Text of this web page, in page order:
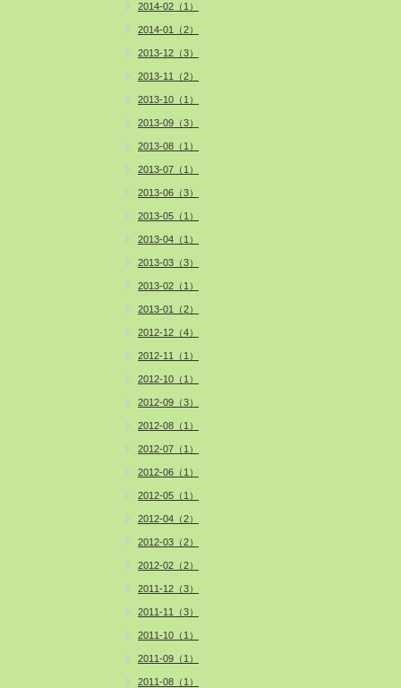
2014-02（1）
2014-01（2）
2013-12（3）
2013-11（2）
2013-10（1）
2013-09（3）
2013-08（1）
2013-07（1）
2013-06（3）
2013-05（1）
2013-04（1）
2013-03（3）
2013-02（1）
2013-01（2）
2012-12（4）
2012-11（1）
2012-10（1）
2012-09（3）
2012-08（1）
2012-07（1）
2012-06（1）
2012-05（1）
2012-04（2）
2012-03（2）
2012-02（2）
2011-12（3）
2011-11（3）
2011-10（1）
2011-09（1）
2011-08（1）